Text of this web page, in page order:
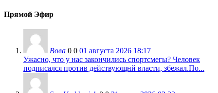
Прямой Эфир
Вова 0 0 01 августа 2026 18:17
Ужасно, что у нас закончились спортсмегы? Человек
подписался против действующнй власти, збежал.По...